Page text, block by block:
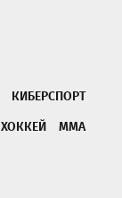
КИБЕРСПОРТ
ХОККЕЙ
ММА